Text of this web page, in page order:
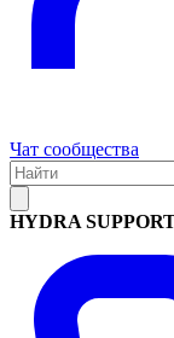
Чат сообщества
HYDRA